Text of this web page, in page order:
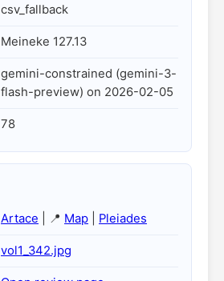
csv_fallback
Meineke 127.13
gemini-constrained (gemini-3-
flash-preview) on 2026-02-05
78
Artace | 📍 Map Pleiades
vol1_342.jpg